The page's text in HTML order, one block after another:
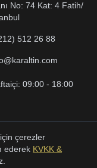
No: 74 Kat: 4 Fatih/
512 26 88
09:00 - 18:00
çerezler
ederek KVKK &